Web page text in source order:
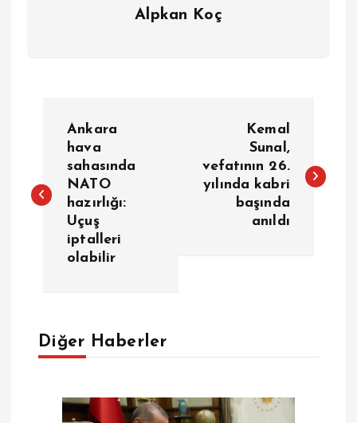
Alpkan Koç
z
z
Ankara
hava
sahasında
NATO
hazırlığı:
Uçuş
iptalleri
olabilir
Kemal
Sunal,
vefatının 26.
yılında kabri
başında
anıldı
Diğer Haberler